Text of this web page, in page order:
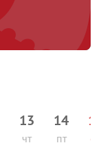
13
чт
14
пт сб